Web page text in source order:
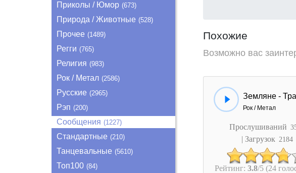
Приколы / Юмор (673)
Природа / Животные (528)
Прочее (1489)
Регги (765)
Религия (983)
Рок / Метал (2586)
Русские (2965)
Рэп (200)
Сообщения (1227)
Стандартные (210)
Танцевальные (5610)
Топ100 (84)
Похожие
Возможно вас
Рок / Метал
Прослушиваний
| Загрузок 2184
Рейтинг: 3.8/5 (24